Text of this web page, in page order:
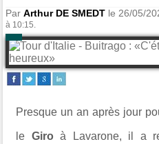
ParArthur DE SMEDT le 26/05/
à 10:15.
Presque un an après jour
le Giroà Lavarone, il a